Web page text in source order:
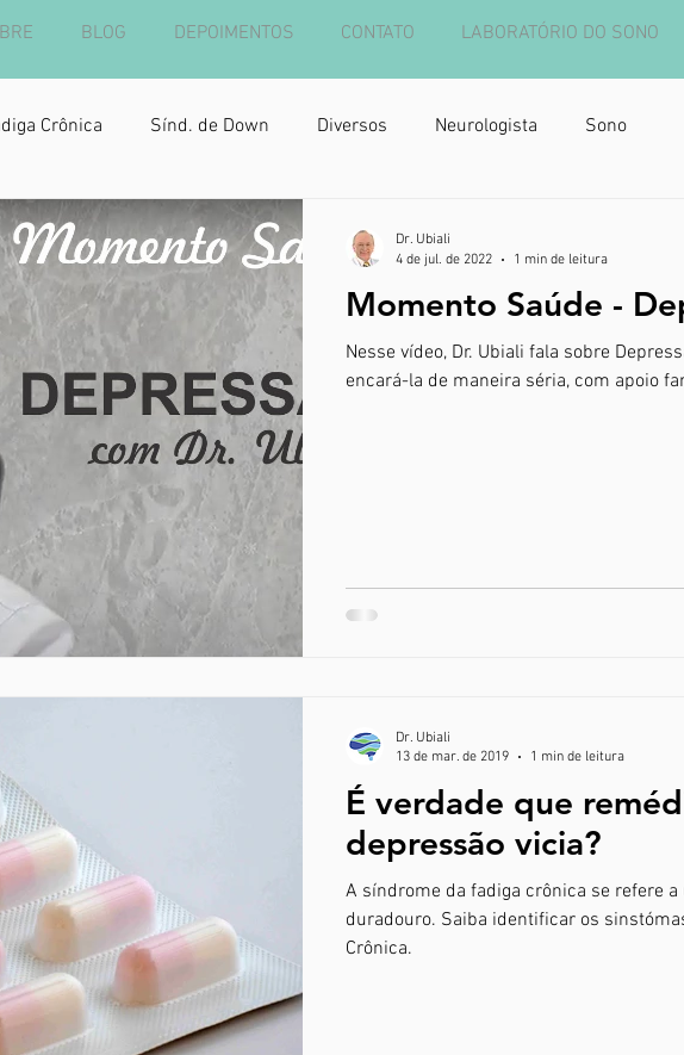
BLOG DEPOIMENTOS CONTATO LABORATÓRIO DO SONO
Crônica Sínd. de Down Diversos Neurologista Sono
Momento Saúde -
Nesse vídeo, Dr. Ubiali fala sobre
encará-la de maneira séria, com apoio
Dr. Ubiali
4 de jul. de 2022
1 min de leitura
É verdade que
depressão vicia?
A síndrome da fadiga crônica se refere
duradouro. Saiba identificar os
Crônica.
Dr. Ubiali
13 de mar. de 2019
1 min de leitura